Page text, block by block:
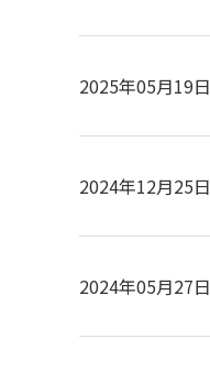
2025年05月19日
2024年12月25日
2024年05月27日